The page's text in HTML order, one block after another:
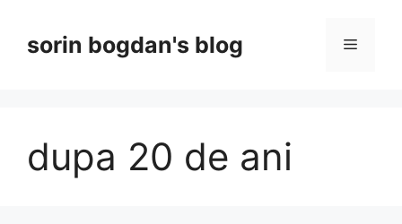
contentsorin bogdan's blog Menu
dupa 20 de ani